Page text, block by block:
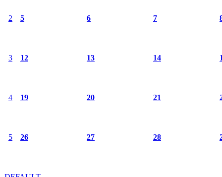
2 5 6 7
3 12 13 14
4 19 20 21
5 26 27 28